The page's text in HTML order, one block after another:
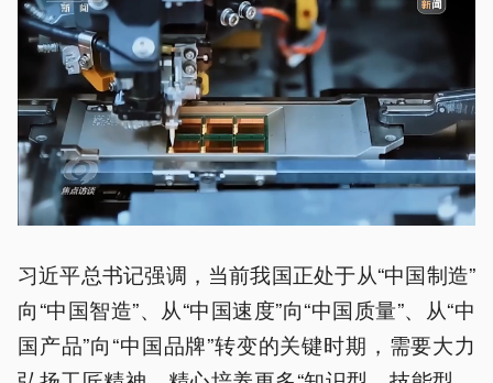
习近平总书记强调，当前我国正处于从“中国制造”
向“中国智造”、从“中国速度”向“中国质量”、从“中
国产品”向“中国品牌”转变的关键时期，需要大力